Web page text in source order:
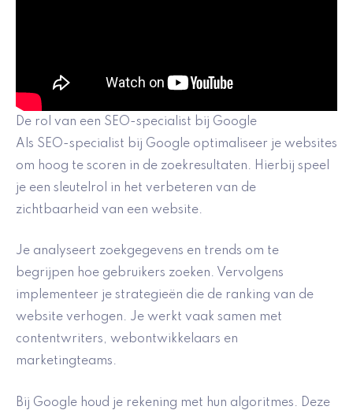
De rol van een SEO-specialist bij Google
Als SEO-specialist bij Google optimaliseer je websites
om hoog te scoren in de zoekresultaten. Hierbij speel
je een sleutelrol in het verbeteren van de
zichtbaarheid van een website.
Je analyseert zoekgegevens en trends om te
begrijpen hoe gebruikers zoeken. Vervolgens
implementeer je strategieën die de ranking van de
website verhogen. Je werkt vaak samen met
contentwriters, webontwikkelaars en
marketingteams.
Bij Google houd je rekening met hun algoritmes. Deze